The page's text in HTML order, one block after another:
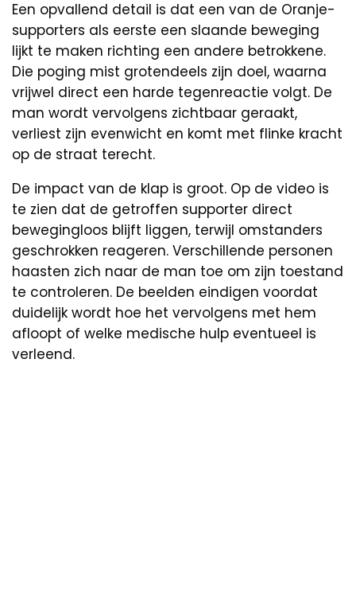
Een opvallend detail is dat een van de Oranje-
supporters als eerste een slaande beweging
lijkt te maken richting een andere betrokkene.
Die poging mist grotendeels zijn doel, waarna
vrijwel direct een harde tegenreactie volgt. De
man wordt vervolgens zichtbaar geraakt,
verliest zijn evenwicht en komt met flinke kracht
op de straat terecht.
De impact van de klap is groot. Op de video is
te zien dat de getroffen supporter direct
bewegingloos blijft liggen, terwijl omstanders
geschrokken reageren. Verschillende personen
haasten zich naar de man toe om zijn toestand
te controleren. De beelden eindigen voordat
duidelijk wordt hoe het vervolgens met hem
afloopt of welke medische hulp eventueel is
verleend.